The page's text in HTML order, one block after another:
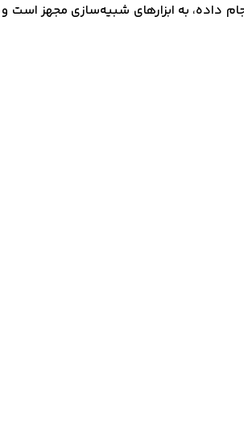
داده، به ابزارهای شبیه‌سازی مجهز است و